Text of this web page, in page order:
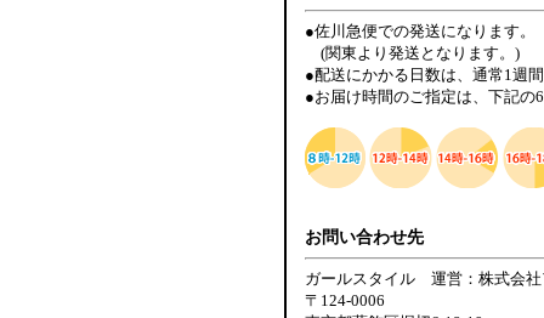
●佐川急便での発送になります。
(関東より発送となります。)
●配送にかかる日数は、通常1週
●お届け時間のご指定は、下記の
お問い合わせ先
ガールスタイル 運営：株式会社
〒124-0006